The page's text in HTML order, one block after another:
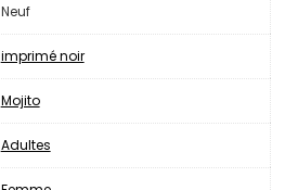
Neuf
imprimé noir
Mojito
Adultes